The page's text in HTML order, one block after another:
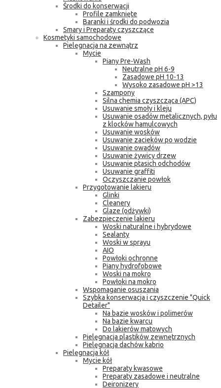
Środki do konserwacji
Profile zamknięte
Baranki i środki do podwozia
Smary i Preparaty czyszczące
Kosmetyki samochodowe
Pielęgnacja na zewnątrz
Mycie
Piany Pre-Wash
Neutralne pH 6-9
Zasadowe pH 10-13
Wysoko zasadowe pH >13
Szampony
Silna chemia czyszcząca (APC)
Usuwanie smoły i kleju
Usuwanie osadów metalicznych, pyłu
z klocków hamulcowych
Usuwanie wosków
Usuwanie zacieków po wodzie
Usuwanie owadów
Usuwanie żywicy drzew
Usuwanie ptasich odchodów
Usuwanie graffiti
Oczyszczanie powłok
Przygotowanie lakieru
Glinki
Cleanery
Glaze (odżywki)
Zabezpieczenie lakieru
Woski naturalne i hybrydowe
Sealanty
Woski w sprayu
AIO
Powłoki ochronne
Piany hydrofobowe
Woski na mokro
Powłoki na mokro
Wspomaganie osuszania
Szybka konserwacja i czyszczenie "Quick
Detailer"
Na bazie wosków i polimerów
Na bazie kwarcu
Do lakierów matowych
Pielęgnacja plastików zewnętrznych
Pielęgnacja dachów kabrio
Pielęgnacja kół
Mycie kół
Preparaty kwasowe
Preparaty zasadowe i neutralne
Deironizery